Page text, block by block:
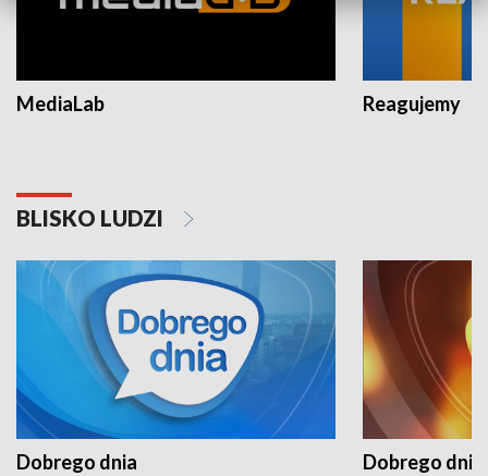
MediaLab Reagujemy
BLISKO LUDZI
Dobrego dnia Dobrego dnia